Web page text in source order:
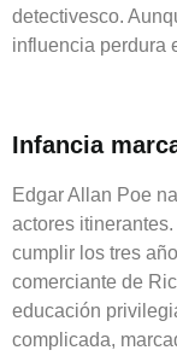
detectivesco.
influencia perdura
Infancia
Edgar Allan Poe
actores
cumplir los tres
comerciante de
educación
complicada,